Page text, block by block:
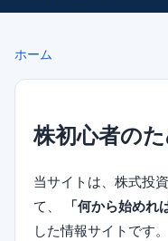
ホーム
株初心者の
当サイトは、株式投
て、
「何から始めれ
した情報サイトです。